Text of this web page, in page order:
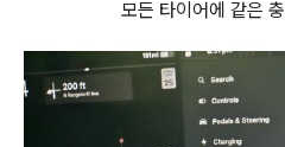
모든 타이어에 같은